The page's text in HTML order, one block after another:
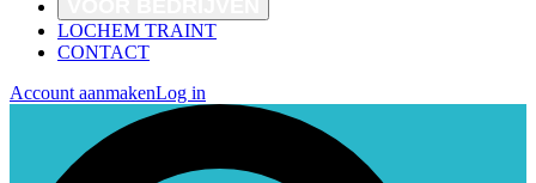
LOCHEM TRAINT
CONTACT
Account aanmakenLog in